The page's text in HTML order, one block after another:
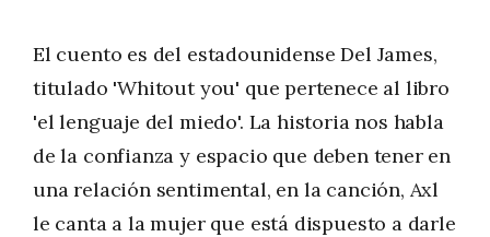
El cuento es del estadounidense Del James,
titulado 'Whitout you' que pertenece al libro
'el lenguaje del miedo'. La historia nos habla
de la confianza y espacio que deben tener en
una relación sentimental, en la canción, Axl
le canta a la mujer que está dispuesto a darle